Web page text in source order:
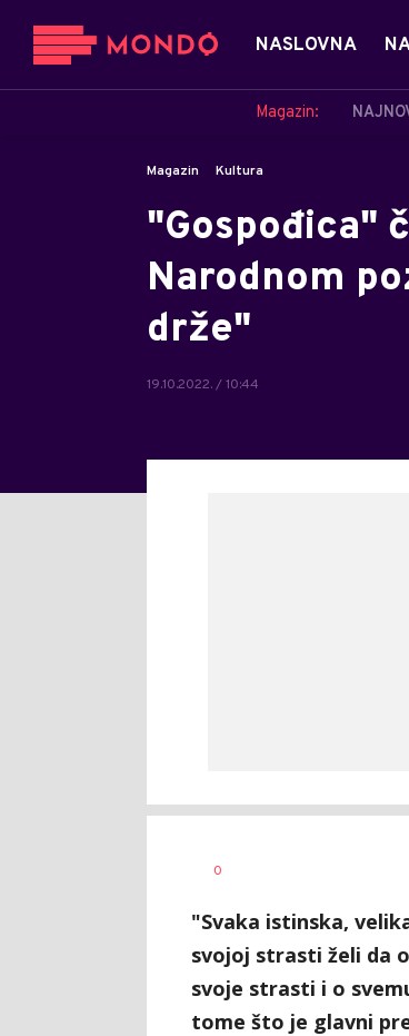
NASLOVNA
Magazin:
Magazin Kultura
"Gospođica"
Narodnom
drže"
19.10.2022. / 10:44
AUTOR
0
"Svaka istinska,
svojoj strasti želi da
svoje strasti i o
tome što je glavni